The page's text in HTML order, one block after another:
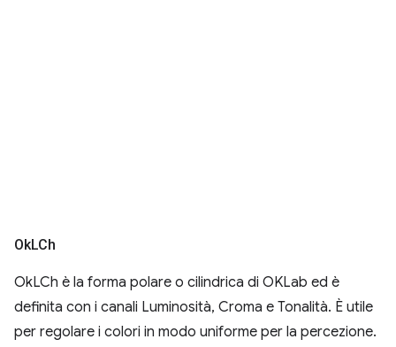
OkLCh
OkLCh è la forma polare o cilindrica di OKLab ed è
definita con i canali Luminosità, Croma e Tonalità. È utile
per regolare i colori in modo uniforme per la percezione.